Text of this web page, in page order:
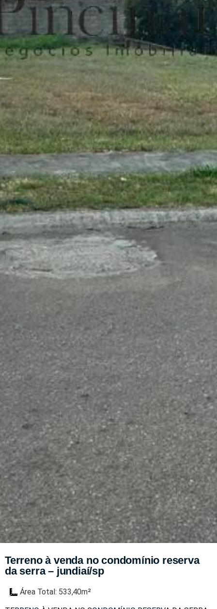
Terreno à venda no condomínio reserva
da serra – jundiaí/sp
Área Total: 533,40m²